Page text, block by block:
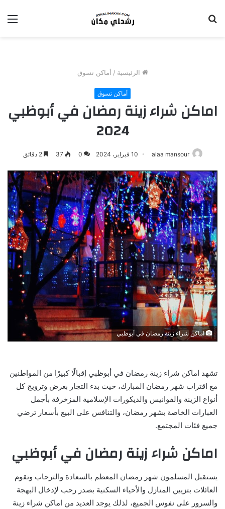
الرئيسية / أماكن تسوق
أماكن تسوق
اماكن شراء زينة رمضان في أبوظبي
2024
alaa mansour 10 فبراير، 2024 0
37 2 دقائق
اماكن شراء زينة رمضان في أبوظبي
تشهد اماكن شراء زينة رمضان في أبوظبي إقبالًا كبيرًا من المواطنين
مع اقتراب شهر رمضان المبارك، حيث بدء التجار بعرض وترويج كل
أنواع الزينة والفوانيس والديكورات الإسلامية المزخرفة بأجمل
العبارات الخاصة بشهر رمضان، والتنافس على البيع بأسعار ترضي
جميع فئات المجتمع.
اماكن شراء زينة رمضان في أبوظبي
يستقبل المسلمون شهر رمضان المعظم بالسعادة والترحاب وتقوم
العائلات بتزيين المنازل والأحياء السكنية بصدر رحب لإدخال البهجة
والسرور على نفوس الجميع، لذلك يوجد العديد من اماكن شراء زينة